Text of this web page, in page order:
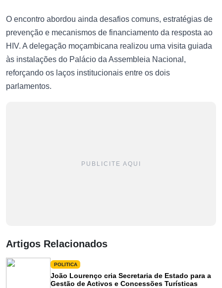
O encontro abordou ainda desafios comuns, estratégias de
prevenção e mecanismos de financiamento da resposta ao
HIV. A delegação moçambicana realizou uma visita guiada
às instalações do Palácio da Assembleia Nacional,
reforçando os laços institucionais entre os dois
parlamentos.
PUBLICITE AQUI
Artigos Relacionados
POLITICA
João Lourenço cria Secretaria de Estado para a
Gestão de Activos e Concessões Turísticas